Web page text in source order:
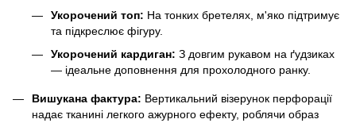
Укорочений топ: На тонких бретелях, м'яко підтримує
та підкреслює фігуру.
Укорочений кардиган: З довгим рукавом на ґудзиках
— ідеальне доповнення для прохолодного ранку.
Вишукана фактура: Вертикальний візерунок перфорації
надає тканині легкого ажурного ефекту, роблячи образ